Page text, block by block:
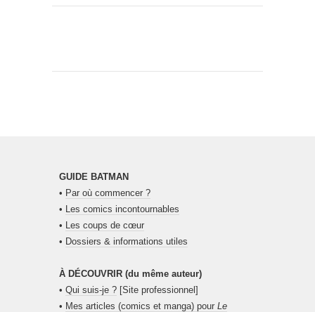
GUIDE BATMAN
• Par où commencer ?
•
Les comics incontournables
•
Les coups de cœur
• Dossiers & informations utiles
À DÉCOUVRIR (du même auteur)
• Qui suis-je ? [Site professionnel]
• Mes articles (comics et manga) pour Le